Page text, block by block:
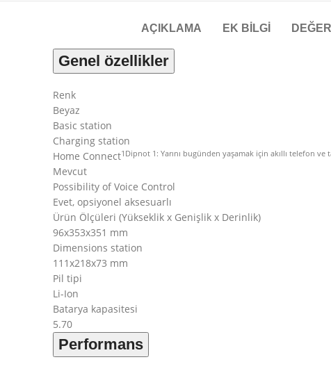
AÇIKLAMA EK BILGI
Genel özellikler
Renk
Beyaz
Basic station
Charging station
Home Connect1 Dipnot 1: Yarını bugünden yaşamak için akıllı telefon
Mevcut
Possibility of Voice Control
Evet, opsiyonel aksesuarlı
Ürün Ölçüleri (Yükseklik x Genişlik x Derinlik)
96x353x351 mm
Dimensions station
111x218x73 mm
Pil tipi
Li-Ion
Batarya kapasitesi
5.70
Performans